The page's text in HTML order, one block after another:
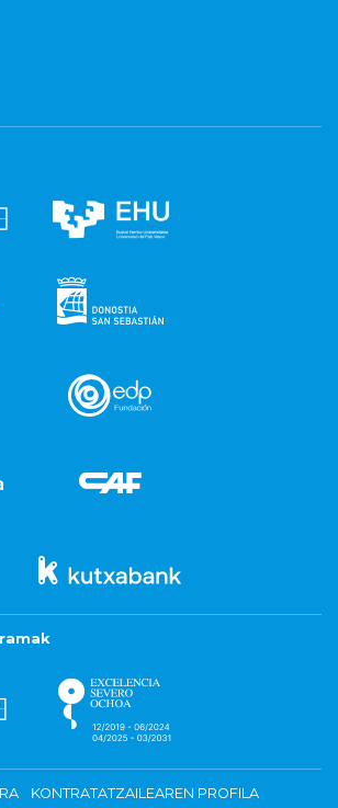
KONTRATATZAILEAREN PROFILA